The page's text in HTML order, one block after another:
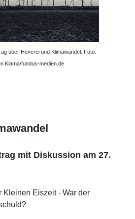
über Hexerei und Klimawandel. Foto:
Klama/fundus-medien.de
mit Diskussion am 27.
Kleinen Eiszeit - War der